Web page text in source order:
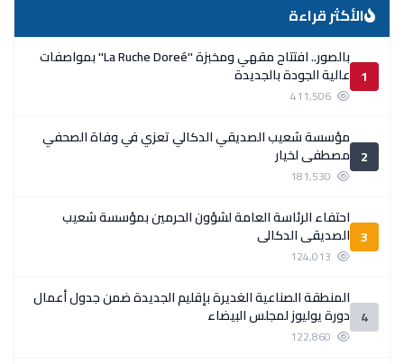
الأكثر قراءة
1
بالصور.. افتتاح مقهي ومخبزة ''La Ruche Doreé'' بمواصفات
عالية الجودة بالجديدة
2
مؤسسة شعيب الصديقي الدكالي تعزي في وفاة الصحفي
مصطفى لخيار
3
احتفاء الرئاسة العامة لشؤون الحرمين بمؤسسة شعيب
الصديقي الدكالي
4
المنطقة الصناعية الغديرة بإقليم الجديدة ضمن جدول أعمال
دورة يوليوز لمجلس البيضاء